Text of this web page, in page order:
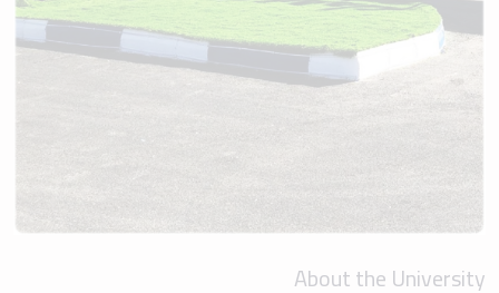
About the University